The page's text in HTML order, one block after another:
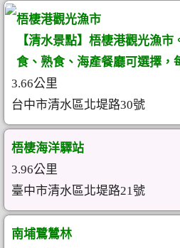
梧棲港觀光漁市
【清水景點】梧棲港觀光漁
食、熟食、海產餐廳可選擇，
3.66公里
台中市清水區北堤路30號
梧棲海洋驛站
3.96公里
臺中市清水區北堤路21號
南埔鷺鷥林